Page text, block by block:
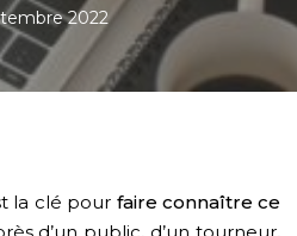
2022
la clé pour faire connaître ce